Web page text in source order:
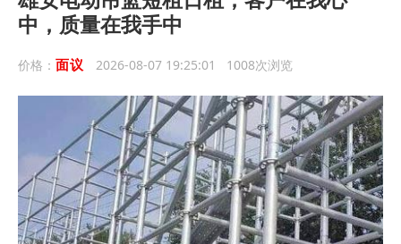
中，质量在我手中
价格： 面议 2026-08-07 19:25:01 1008次浏览